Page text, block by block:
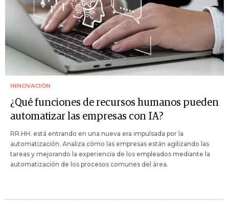
INNOVACIÓN
¿Qué funciones de recursos humanos pueden
automatizar las empresas con IA?
RR.HH. está entrando en una nueva era impulsada por la
automatización. Analiza cómo las empresas están agilizando las
tareas y mejorando la experiencia de los empleados mediante la
automatización de los procesos comunes del área.